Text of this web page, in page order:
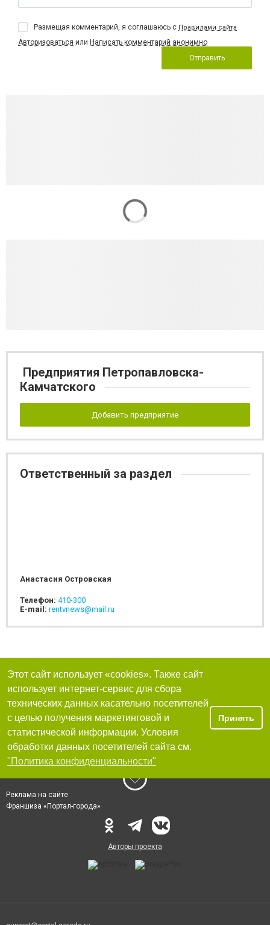
Размещая комментарий, я соглашаюсь с Правилами сайта
Авторизоваться или Написать комментарий анонимно
Отправить
Предприятия Петропавловска-
Камчатского
Добавить предприятие
Ответственный за раздел
Анастасия Островская
Телефон: 410-300
E-mail: rentvnews@mail.ru
Этот сайт использует «cookies». Также сайт
использует интернет-сервис для сбора
технических данных касательно посетителей
с целью получения маркетинговой и
статистической информации. Условия
обработки данных посетителей сайта см.
"Политика конфиденциальности"
Принять
Реклама на сайте
Франшиза «Портал-города»
Авторы проекта